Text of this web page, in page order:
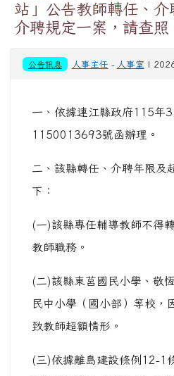
站」公告教師轉任、介
介聘規定一案，請查照
公告訊息 人事主任 - 人事室 |
一、依據連江縣政府115年
1150013693號函辦理。
二、該縣轉任、介聘年限及
下：
(一)該縣專任輔導教師不得
教師職務。
(二)該縣東莒國民小學、敬
民中小學（國小部）等校，
致教師超額情形。
(三)依據離島建設條例12-1